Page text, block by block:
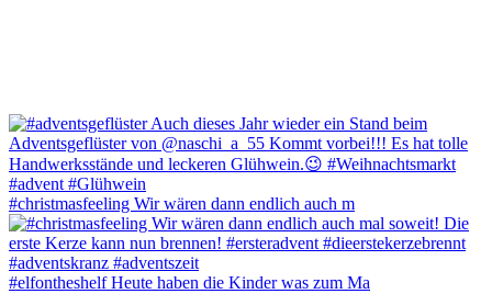
#christmasfeeling Wir wären dann endlich auch m
#elfontheshelf Heute haben die Kinder was zum Ma